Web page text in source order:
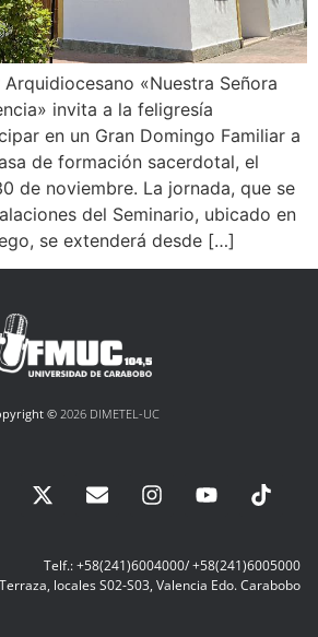
«Nuestra Señora
invita a la feligresía
en un Gran Domingo Familiar a
de formación sacerdotal, el
de noviembre. La jornada, que se
del Seminario, ubicado en
se extenderá desde […]
©2026 DIMETEL-UC
Telf.: +58(241)6004000/ +58(241)6005000
locales S02-S03, Valencia Edo. Carabobo